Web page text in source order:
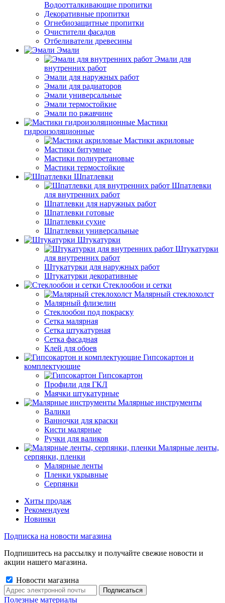
Водоотталкивающие пропитки
Декоративные пропитки
Огнебиозащитные пропитки
Очистители фасадов
Отбеливатели древесины
Эмали
Эмали для
внутренних работ
Эмали для наружных работ
Эмали для радиаторов
Эмали универсальные
Эмали термостойкие
Эмали по ржавчине
Мастики
гидроизоляционные
Мастики акриловые
Мастики битумные
Мастики полиуретановые
Мастики термостойкие
Шпатлевки
Шпатлевки
для внутренних работ
Шпатлевки для наружных работ
Шпатлевки готовые
Шпатлевки сухие
Шпатлевки универсальные
Штукатурки
Штукатурки
для внутренних работ
Штукатурки для наружных работ
Штукатурки декоративные
Стеклообои и сетки
Малярный стеклохолст
Малярный флизелин
Стеклообои под покраску
Сетка малярная
Сетка штукатурная
Сетка фасадная
Клей для обоев
Гипсокартон и
комплектующие
Гипсокартон
Профили для ГКЛ
Маячки штукатурные
Малярные инструменты
Валики
Ванночки для краски
Кисти малярные
Ручки для валиков
Малярные ленты,
серпянки, пленки
Малярные ленты
Пленки укрывные
Серпянки
Хиты продаж
Рекомендуем
Новинки
Подписка на новости магазина
Подпишитесь на рассылку и получайте свежие новости и
акции нашего магазина.
Новости магазина
Полезные материалы